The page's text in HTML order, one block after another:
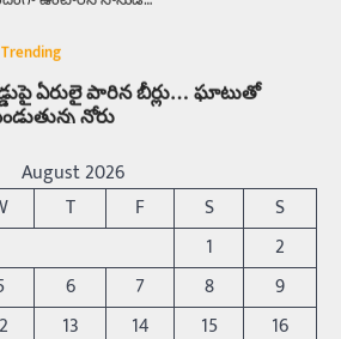
Trending
ఏరులై పారిన బీర్లు… ఘాటుతో
నోర్లు
ప్రదేశ్‌లోని ఝాన్సీ జిల్లాలో ఒక వింతైన రోడ్డు
చోటుచేసుకుంది. ఝాన్సీ–కాన్పూర్ జాతీయ
వేల సంఖ్యలో బీరు…
Trending
ఆదివారం బట్టలు ఉతికితే…జైలుకే
August 2026
T F S
S
1
2
6 7 8
9
13 14 15 16